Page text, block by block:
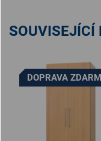
SOUVISEJÍCÍ
DOPRAVA